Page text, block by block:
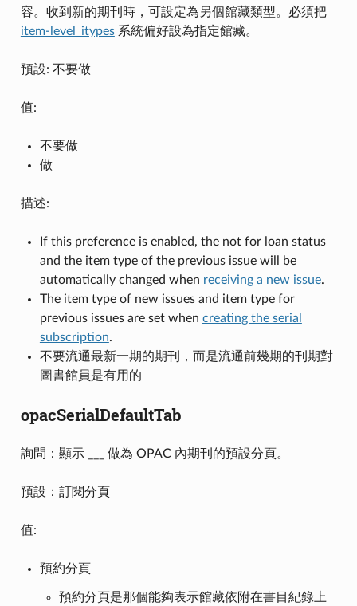
容。收到新的期刊時，可設定為另個館藏類型。必須把
item-level_itypes系統偏好設為指定館藏。
預設: 不要做
值:
不要做
做
描述:
If this preference is enabled, the not for loan status
and the item type of the previous issue will be
automatically changed when receiving a new issue.
The item type of new issues and item type for
previous issues are set when creating the serial
subscription.
不要流通最新一期的期刊，而是流通前幾期的刊期對
圖書館員是有用的
opacSerialDefaultTab
詢問：顯示 ___ 做為 OPAC 內期刊的預設分頁。
預設：訂閱分頁
值:
預約分頁
預約分頁是那個能夠表示館藏依附在書目紀錄上